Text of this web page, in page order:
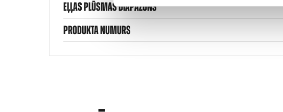
EĻĻAS PLŪSMAS DIAPAZONS
PRODUKTA NUMURS